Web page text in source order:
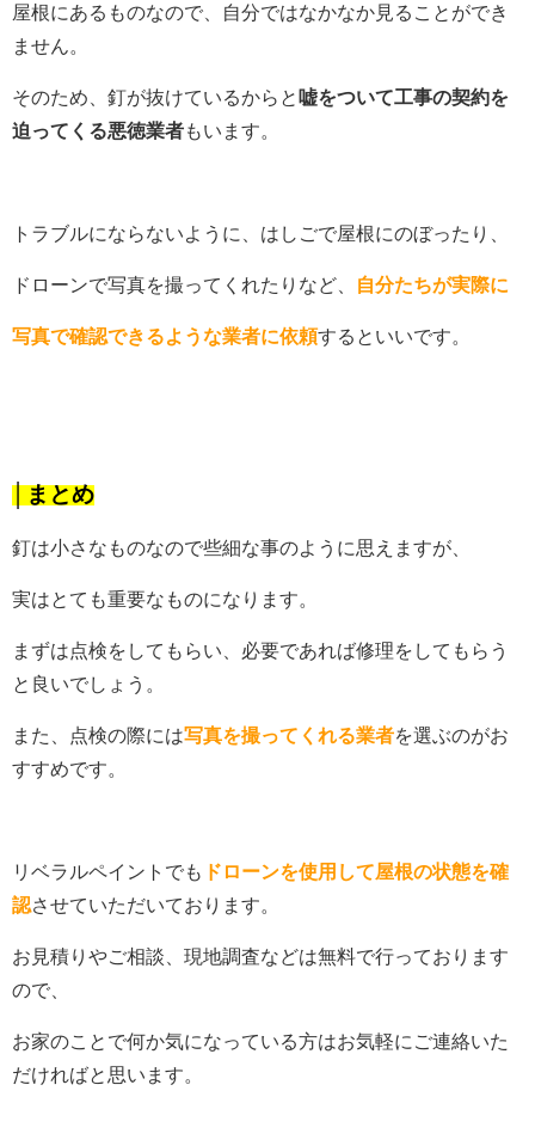
屋根にあるものなので、自分ではなかなか見ることができ
ません。
そのため、釘が抜けているからと 嘘をついて工事の契約を
迫ってくる悪徳業者もいます。
トラブルにならないように、はしごで屋根にのぼったり、
ドローンで写真を撮ってくれたりなど、 自分たちが実際に
写真で確認できるような業者に依頼するといいです。
│まとめ
釘は小さなものなので些細な事のように思えますが、
実はとても重要なものになります。
まずは点検をしてもらい、必要であれば修理をしてもらう
と良いでしょう。
また、点検の際には写真を撮ってくれる業者を選ぶのがお
すすめです。
リベラルペイントでも ドローンを使用して屋根の状態を確
認させていただいております。
お見積りやご相談、現地調査などは無料で行っております
ので、
お家のことで何か気になっている方はお気軽にご連絡いた
だければと思います。